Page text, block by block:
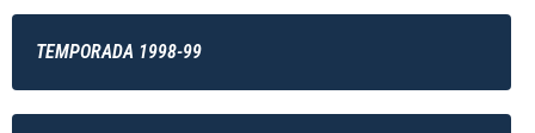
TEMPORADA 1998-99